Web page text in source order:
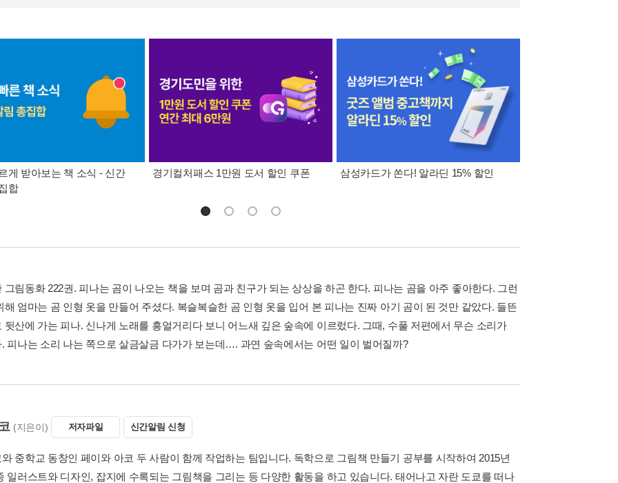
게 받아보는 책 소식 - 신간
합
경기컬처패스 1만원 도서 할인 쿠폰 삼성카드가 쏜다! 알라딘 15% 할인
그림동화 222권. 피나는 곰이 나오는 책을 보며 곰과 친구가 되는 상상을 하곤 한다. 피나는 곰을 아주 좋아한다. 그런
해 엄마는 곰 인형 옷을 만들어 주셨다. 복슬복슬한 곰 인형 옷을 입어 본 피나는 진짜 아기 곰이 된 것만 같았다. 들뜬
뒷산에 가는 피나. 신나게 노래를 흥얼거리다 보니 어느새 깊은 숲속에 이르렀다. 그때, 수풀 저편에서 무슨 소리가
피나는 소리 나는 쪽으로 살금살금 다가가 보는데…. 과연 숲속에서는 어떤 일이 벌어질까?
(지은이) 저자파일 신간알림 신청
중학교 동창인 페이와 아코 두 사람이 함께 작업하는 팀입니다. 독학으로 그림책 만들기 공부를 시작하여 2015년
일러스트와 디자인, 잡지에 수록되는 그림책을 그리는 등 다양한 활동을 하고 있습니다. 태어나고 자란 도쿄를 떠나